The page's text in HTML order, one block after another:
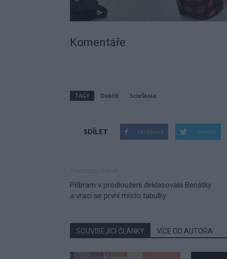
Komentáře
TAGY Dobříš ScioŠkola
SDÍLET Facebook Twitter
Příbram v prodloužení deklasovala Benátky
a vrací se první místo tabulky
SOUVISEJÍCÍ ČLÁNKY VÍCE OD AUTORA